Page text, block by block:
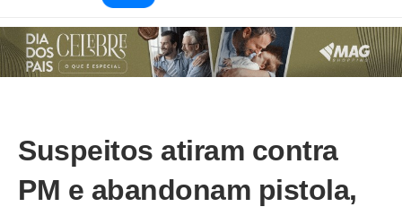
Suspeitos atiram contra
PM e abandonam pistola,